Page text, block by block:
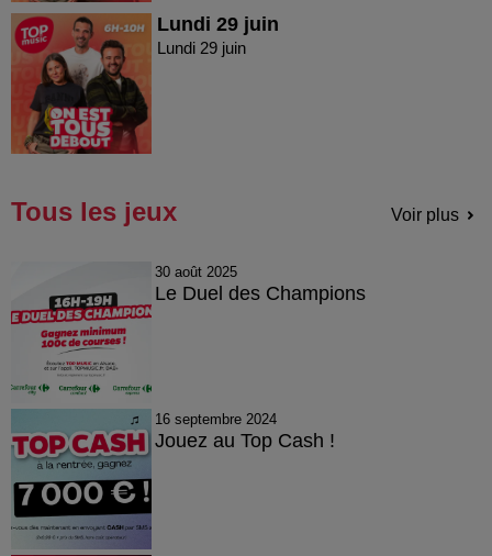
Lundi 29 juin
Lundi 29 juin
Tous les jeux Voir plus
30 août 2025
Le Duel des Champions
16 septembre 2024
Jouez au Top Cash !